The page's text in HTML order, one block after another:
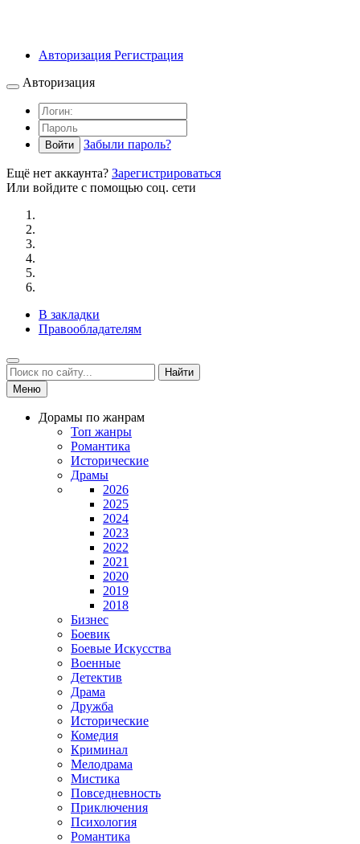
Авторизация Регистрация
Авторизация
Войти Забыли пароль?
Ещё нет аккаунта? Зарегистрироваться
Или войдите с помощью соц. сети
В закладки
Правообладателям
Найти
Меню
Дорамы по жанрам
Топ жанры
Романтика
Исторические
Драмы
2026
2025
2024
2023
2022
2021
2020
2019
2018
Бизнес
Боевик
Боевые Искусства
Военные
Детектив
Драма
Дружба
Исторические
Комедия
Криминал
Мелодрама
Мистика
Повседневность
Приключения
Психология
Романтика